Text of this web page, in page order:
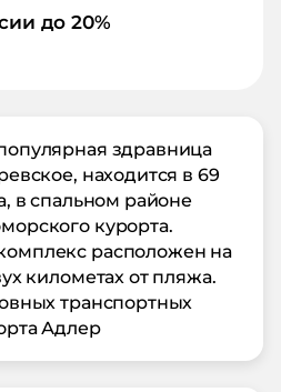
до 20%
здравница
находится в 69
в спальном районе
курорта.
расположен на
километах от пляжа.
транспортных
Адлер